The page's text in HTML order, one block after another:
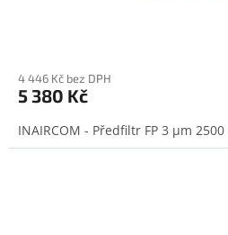
4 446 Kč bez DPH
5 380 Kč
INAIRCOM - Předfiltr FP 3 μm